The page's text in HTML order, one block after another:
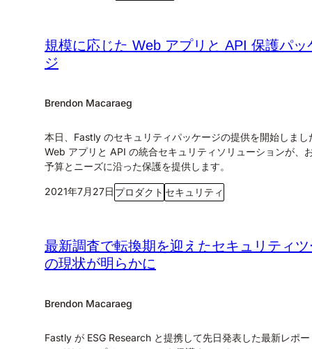
規模に応じた Web アプリと API 保護パッ
ジ
Brendon Macaraeg
本日、Fastly のセキュリティパッケージの提供を開始しまし
Web アプリと API の統合セキュリティソリューションが、
予算とニーズに沿った保護を提供します。
2021年7月27日 プロダクト セキュリティ
最新調査で転換期を迎えたセキュリティ
の現状が明らかに
Brendon Macaraeg
Fastly が ESG Research と提携して先日発表した最新レポ